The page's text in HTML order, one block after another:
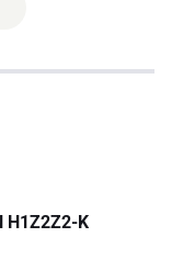
H1Z2Z2-K